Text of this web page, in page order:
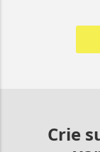
Crie